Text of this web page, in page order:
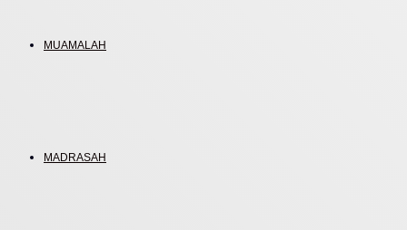
MUAMALAH
MADRASAH